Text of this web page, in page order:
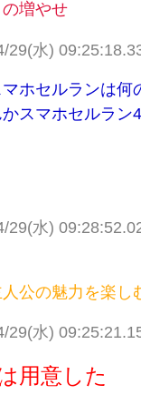
増やせ
29(水)
ホセルランは
スマホセルラ
29(水)
公の魅力を楽し
29(水)
用意した